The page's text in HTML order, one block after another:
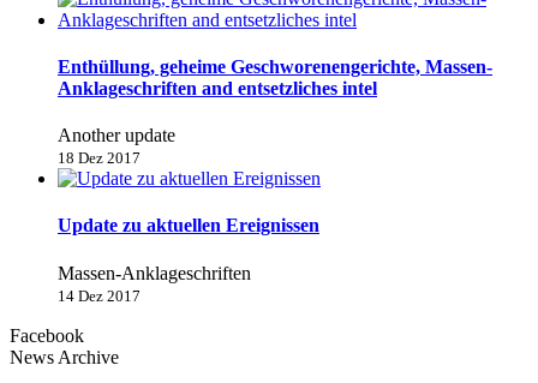
Enthüllung, geheime Geschworenengerichte, Massen-
Anklageschriften and entsetzliches intel
Another update
18 Dez 2017
Update zu aktuellen Ereignissen
Massen-Anklageschriften
14 Dez 2017
Facebook
News Archive